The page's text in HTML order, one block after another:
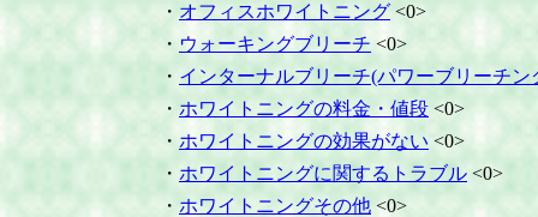
・ オフィスホワイトニング<0>
・ ウォーキングブリーチ <0>
・ インターナルブリーチ(パワーブリーチン
・ ホワイトニングの料金・値段 <0>
・ ホワイトニングの効果がない <0>
・ ホワイトニングに関するトラブル <0>
・ ホワイトニングその他 <0>